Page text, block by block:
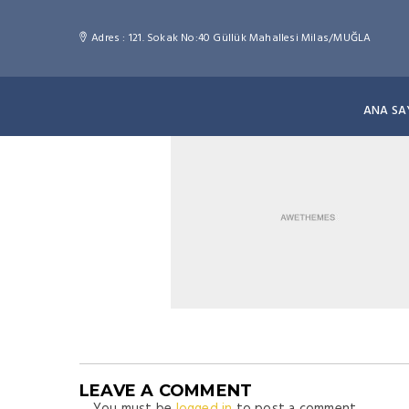
Adres : 121. Sokak No:40 Güllük Mahallesi Milas/MUĞLA
ANA
LEAVE A COMMENT